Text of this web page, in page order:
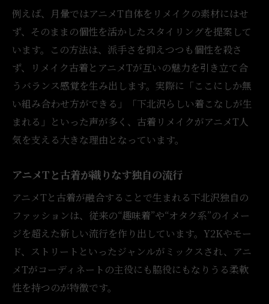
例えば、月暈ではアニメT自体をリメイクの素材にはせ
ず、そのままの個性を活かしたスタイリングを提案して
います。この方法は、派手さを抑えつつも個性を殺さ
ず、リメイク古着とアニメTが互いの魅力を引き立て合
うバランス感覚を生み出します。実際に「ここにしか無
い組み合わせ方ができる」「下北沢らしい着こなしが生
まれる」といった声が多く、古着リメイクがアニメT人
気を支える大きな理由となっています。
アニメTと古着が織りなす独自の流行
アニメTと古着が融合することで生まれる下北沢独自の
ファッションは、従来の“趣味着”や“オタク系”のイメー
ジを超えた新しい流行を作り出しています。Y2Kやモー
ド、ストリートといったジャンルがミックスされ、アニ
メTがコーディネートの主役にも脇役にもなりうる柔軟
性を持つのが特徴です。